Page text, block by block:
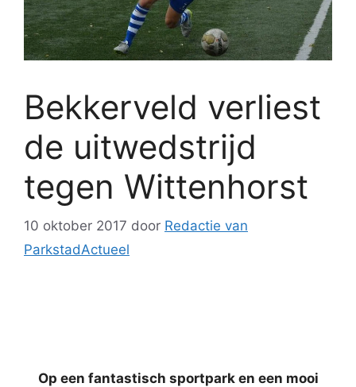
Bekkerveld verliest
de uitwedstrijd
tegen Wittenhorst
10 oktober 2017 door Redactie van
ParkstadActueel
Op een fantastisch sportpark en een mooi